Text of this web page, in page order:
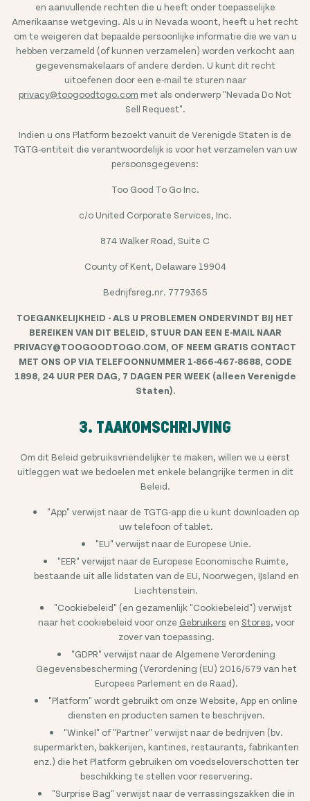
en aanvullende rechten die u heeft onder toepasselijke
Amerikaanse wetgeving. Als u in Nevada woont, heeft u het recht
om te weigeren dat bepaalde persoonlijke informatie die we van u
hebben verzameld (of kunnen verzamelen) worden verkocht aan
gegevensmakelaars of andere derden. U kunt dit recht
uitoefenen door een e-mail te sturen naar
privacy@toogoodtogo.com met als onderwerp "Nevada Do Not
Sell Request".
Indien u ons Platform bezoekt vanuit de Verenigde Staten is de
TGTG-entiteit die verantwoordelijk is voor het verzamelen van uw
persoonsgegevens:
Too Good To Go Inc.
c/o United Corporate Services, Inc.
874 Walker Road, Suite C
County of Kent, Delaware 19904
Bedrijfsreg.nr. 7779365
TOEGANKELIJKHEID - ALS U PROBLEMEN ONDERVINDT BIJ HET
BEREIKEN VAN DIT BELEID, STUUR DAN EEN E-MAIL NAAR
PRIVACY@TOOGOODTOGO.COM, OF NEEM GRATIS CONTACT
MET ONS OP VIA TELEFOONNUMMER 1-866-467-8688, CODE
1898, 24 UUR PER DAG, 7 DAGEN PER WEEK (alleen Verenigde
Staten).
3. TAAKOMSCHRIJVING
Om dit Beleid gebruiksvriendelijker te maken, willen we u eerst
uitleggen wat we bedoelen met enkele belangrijke termen in dit
Beleid.
"App" verwijst naar de TGTG-app die u kunt downloaden op
uw telefoon of tablet.
"EU" verwijst naar de Europese Unie.
"EER" verwijst naar de Europese Economische Ruimte,
bestaande uit alle lidstaten van de EU, Noorwegen, IJsland en
Liechtenstein.
"Cookiebeleid" (en gezamenlijk "Cookiebeleid") verwijst
naar het cookiebeleid voor onze Gebruikers en Stores, voor
zover van toepassing.
"GDPR" verwijst naar de Algemene Verordening
Gegevensbescherming (Verordening (EU) 2016/679 van het
Europees Parlement en de Raad).
"Platform" wordt gebruikt om onze Website, App en online
diensten en producten samen te beschrijven.
"Winkel" of "Partner" verwijst naar de bedrijven (bv.
supermarkten, bakkerijen, kantines, restaurants, fabrikanten
enz.) die het Platform gebruiken om voedseloverschotten ter
beschikking te stellen voor reservering.
"Surprise Bag" verwijst naar de verrassingszakken die in